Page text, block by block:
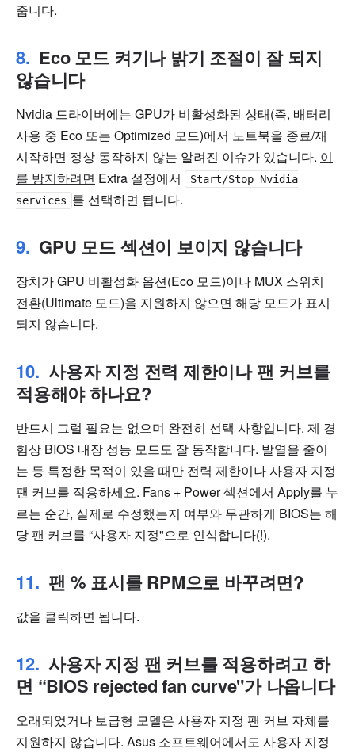
줍니다.
Eco 모드 켜기나 밝기 조절이 잘 되지
않습니다
Nvidia 드라이버에는 GPU가 비활성화된 상태(즉, 배터리
사용 중 Eco 또는 Optimized 모드)에서 노트북을 종료/재
시작하면 정상 동작하지 않는 알려진 이슈가 있습니다. 이
를 방지하려면 Extra 설정에서
Start/Stop Nvidia
services 를 선택하면 됩니다.
GPU 모드 섹션이 보이지 않습니다
장치가 GPU 비활성화 옵션(Eco 모드)이나 MUX 스위치
전환(Ultimate 모드)을 지원하지 않으면 해당 모드가 표시
되지 않습니다.
사용자 지정 전력 제한이나 팬 커브를
적용해야 하나요?
반드시 그럴 필요는 없으며 완전히 선택 사항입니다. 제 경
험상 BIOS 내장 성능 모드도 잘 동작합니다. 발열을 줄이
는 등 특정한 목적이 있을 때만 전력 제한이나 사용자 지정
팬 커브를 적용하세요. Fans + Power 섹션에서 Apply를 누
르는 순간, 실제로 수정했는지 여부와 무관하게 BIOS는 해
당 팬 커브를 “사용자 지정"으로 인식합니다(!).
팬 % 표시를 RPM으로 바꾸려면?
값을 클릭하면 됩니다.
사용자 지정 팬 커브를 적용하려고 하
면 “BIOS rejected fan curve"가 나옵니다
오래되었거나 보급형 모델은 사용자 지정 팬 커브 자체를
지원하지 않습니다. Asus 소프트웨어에서도 사용자 지정